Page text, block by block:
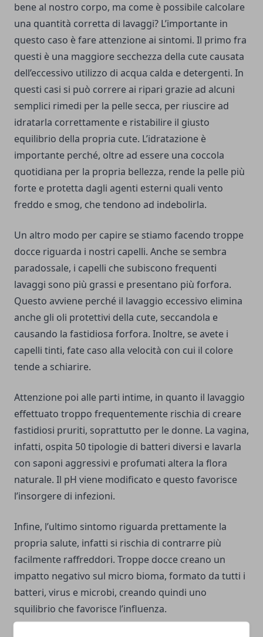
bene al nostro corpo, ma come è possibile calcolare
una quantità corretta di lavaggi? L’importante in
questo caso è fare attenzione ai sintomi. Il primo fra
questi è una maggiore secchezza della cute causata
dell’eccessivo utilizzo di acqua calda e detergenti. In
questi casi si può correre ai ripari grazie ad alcuni
semplici rimedi per la pelle secca, per riuscire ad
idratarla correttamente e ristabilire il giusto
equilibrio della propria cute. L’idratazione è
importante perché, oltre ad essere una coccola
quotidiana per la propria bellezza, rende la pelle più
forte e protetta dagli agenti esterni quali vento
freddo e smog, che tendono ad indebolirla.
Un altro modo per capire se stiamo facendo troppe
docce riguarda i nostri capelli. Anche se sembra
paradossale, i capelli che subiscono frequenti
lavaggi sono più grassi e presentano più forfora.
Questo avviene perché il lavaggio eccessivo elimina
anche gli oli protettivi della cute, seccandola e
causando la fastidiosa forfora. Inoltre, se avete i
capelli tinti, fate caso alla velocità con cui il colore
tende a schiarire.
Attenzione poi alle parti intime, in quanto il lavaggio
effettuato troppo frequentemente rischia di creare
fastidiosi pruriti, soprattutto per le donne. La vagina,
infatti, ospita 50 tipologie di batteri diversi e lavarla
con saponi aggressivi e profumati altera la flora
naturale. Il pH viene modificato e questo favorisce
l’insorgere di infezioni.
Infine, l’ultimo sintomo riguarda prettamente la
propria salute, infatti si rischia di contrarre più
facilmente raffreddori. Troppe docce creano un
impatto negativo sul micro bioma, formato da tutti i
batteri, virus e microbi, creando quindi uno
squilibrio che favorisce l’influenza.